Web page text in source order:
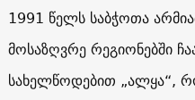
1991 წელს საბჭოთა
მოსაზღვრე რეგიონებში
სახელწოდებით „ალყა“,